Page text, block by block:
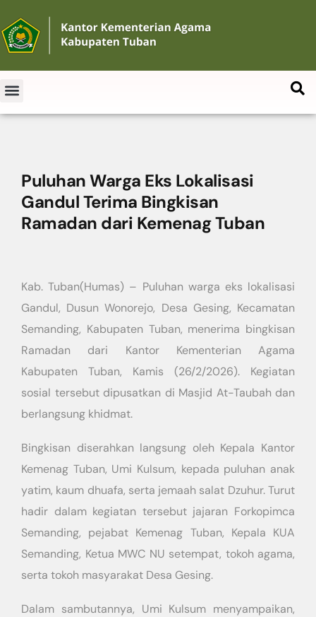
Puluhan Warga Eks Lokalisasi
Gandul Terima Bingkisan
Ramadan dari Kemenag Tuban
Kab. Tuban(Humas) – Puluhan warga eks lokalisasi
Gandul, Dusun Wonorejo, Desa Gesing, Kecamatan
Semanding, Kabupaten Tuban, menerima bingkisan
Ramadan dari Kantor Kementerian Agama
Kabupaten Tuban, Kamis (26/2/2026). Kegiatan
sosial tersebut dipusatkan di Masjid At-Taubah dan
berlangsung khidmat.
Bingkisan diserahkan langsung oleh Kepala Kantor
Kemenag Tuban, Umi Kulsum, kepada puluhan anak
yatim, kaum dhuafa, serta jemaah salat Dzuhur. Turut
hadir dalam kegiatan tersebut jajaran Forkopimca
Semanding, pejabat Kemenag Tuban, Kepala KUA
Semanding, Ketua MWC NU setempat, tokoh agama,
serta tokoh masyarakat Desa Gesing.
Dalam sambutannya, Umi Kulsum menyampaikan,